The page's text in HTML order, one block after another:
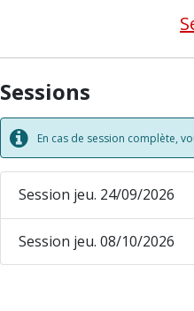
Sessions
En cas de session complète,
Session jeu. 24/09/2026
Session jeu. 08/10/2026